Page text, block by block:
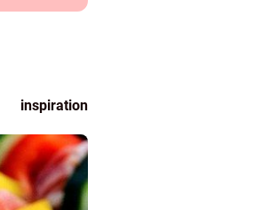
inspiration